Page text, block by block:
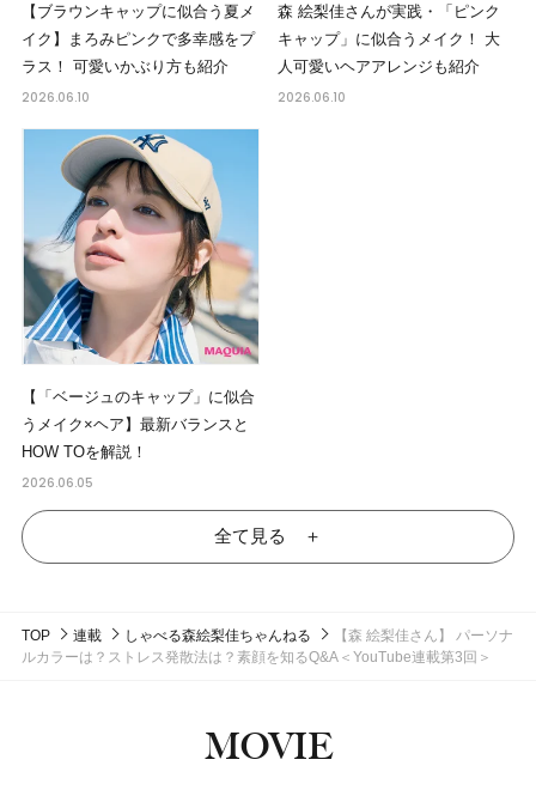
【ブラウンキャップに似合う夏メ
イク】まろみピンクで多幸感をプ
ラス！ 可愛いかぶり方も紹介
2026.06.10
森 絵梨佳さんが実践・「ピンク
キャップ」に似合うメイク！ 大
人可愛いヘアアレンジも紹介
2026.06.10
【「ベージュのキャップ」に似合
うメイク×ヘア】最新バランスと
HOW TOを解説！
2026.06.05
全て見る ＋
TOP 連載 しゃべる森絵梨佳ちゃんねる
【森 絵梨佳さん】 パーソナ
ルカラーは？ストレス発散法は？素顔を知るQ&A＜YouTube連載第3回＞
MOVIE